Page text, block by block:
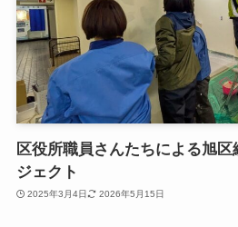
区役所職員さんたちによる旭
ジェクト
2025年3月4日 2026年5月15日